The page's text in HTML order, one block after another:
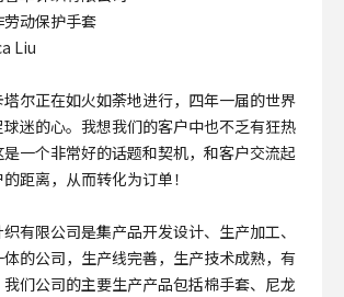
动保护手套
Liu
尔正在如火如荼地进行，四年一届的世界
迷的心。我想我们的客户中也不乏有狂热
一个非常好的话题和契机，和客户交流起
距离，从而转化为订单！
有限公司是集产品开发设计、生产加工、
的公司，生产线完善，生产技术成熟，有
们公司的主要生产产品包括棉手套、尼龙